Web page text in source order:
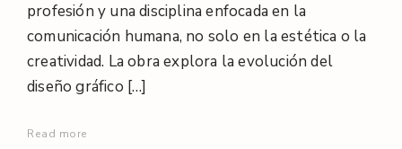
profesión y una disciplina enfocada en la
comunicación humana, no solo en la estética o la
creatividad. La obra explora la evolución del
diseño gráfico […]
Read more